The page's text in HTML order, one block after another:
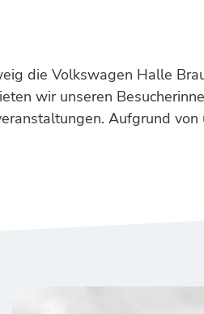
die Volkswagen Halle
wir unseren
Aufgrund von